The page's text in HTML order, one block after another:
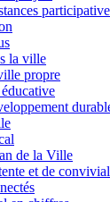
la ville
propre
de la Ville
et de